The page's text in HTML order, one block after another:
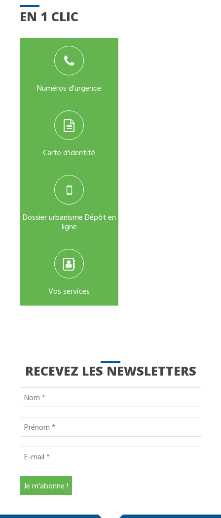
EN 1 CLIC
Numéros d'urgence
Carte d'identité
Dossier urbanisme Dépôt en
ligne
Vos services
RECEVEZ LES NEWSLETTERS